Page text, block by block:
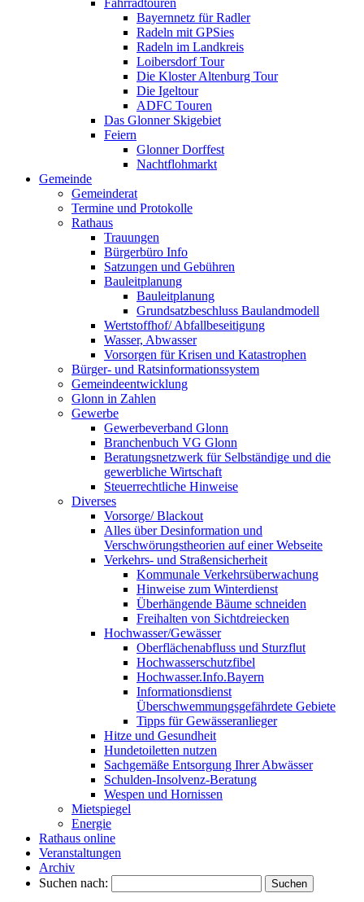
Fahrradtouren
Bayernnetz für Radler
Radeln mit GPSies
Radeln im Landkreis
Loibersdorf Tour
Die Kloster Altenburg Tour
Die Igeltour
ADFC Touren
Das Glonner Skigebiet
Feiern
Glonner Dorffest
Nachtflohmarkt
Gemeinde
Gemeinderat
Termine und Protokolle
Rathaus
Trauungen
Bürgerbüro Info
Satzungen und Gebühren
Bauleitplanung
Bauleitplanung
Grundsatzbeschluss Baulandmodell
Wertstoffhof/ Abfallbeseitigung
Wasser, Abwasser
Vorsorgen für Krisen und Katastrophen
Bürger- und Ratsinformationssystem
Gemeindeentwicklung
Glonn in Zahlen
Gewerbe
Gewerbeverband Glonn
Branchenbuch VG Glonn
Beratungsnetzwerk für Selbständige und die
gewerbliche Wirtschaft
Steuerrechtliche Hinweise
Diverses
Vorsorge/ Blackout
Alles über Desinformation und
Verschwörungstheorien auf einer Webseite
Verkehrs- und Straßensicherheit
Kommunale Verkehrsüberwachung
Hinweise zum Winterdienst
Überhängende Bäume schneiden
Freihalten von Sichtdreiecken
Hochwasser/Gewässer
Oberflächenabfluss und Sturzflut
Hochwasserschutzfibel
Hochwasser.Info.Bayern
Informationsdienst
Überschwemmungsgefährdete Gebiete
Tipps für Gewässeranlieger
Hitze und Gesundheit
Hundetoiletten nutzen
Sachgemäße Entsorgung Ihrer Abwässer
Schulden-Insolvenz-Beratung
Wespen und Hornissen
Mietspiegel
Energie
Rathaus online
Veranstaltungen
Archiv
Suchen nach: